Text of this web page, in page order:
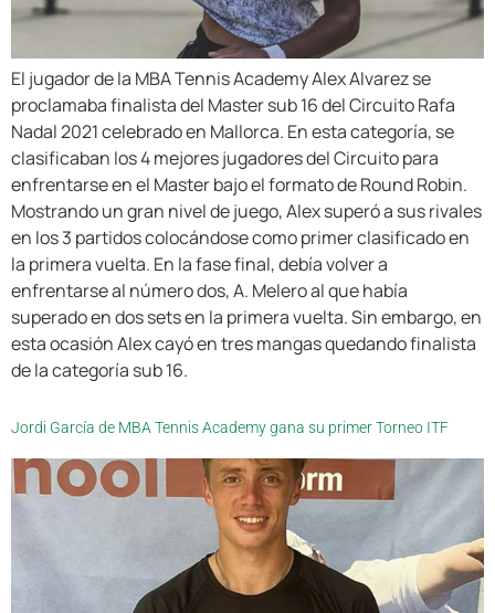
El jugador de la MBA Tennis Academy Alex Alvarez se
proclamaba finalista del Master sub 16 del Circuito Rafa
Nadal 2021 celebrado en Mallorca. En esta categoría, se
clasificaban los 4 mejores jugadores del Circuito para
enfrentarse en el Master bajo el formato de Round Robin.
Mostrando un gran nivel de juego, Alex superó a sus rivales
en los 3 partidos colocándose como primer clasificado en
la primera vuelta. En la fase final, debía volver a
enfrentarse al número dos, A. Melero al que había
superado en dos sets en la primera vuelta. Sin embargo, en
esta ocasión Alex cayó en tres mangas quedando finalista
de la categoría sub 16.
Jordi García de MBA Tennis Academy gana su primer Torneo ITF